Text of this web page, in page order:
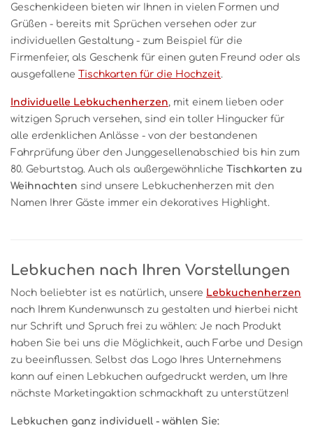
Geschenkideen bieten wir Ihnen in vielen Formen und
Grüßen - bereits mit Sprüchen versehen oder zur
individuellen Gestaltung - zum Beispiel für die
Firmenfeier, als Geschenk für einen guten Freund oder als
ausgefallene Tischkarten für die Hochzeit.
Individuelle Lebkuchenherzen, mit einem lieben oder
witzigen Spruch versehen, sind ein toller Hingucker für
alle erdenklichen Anlässe - von der bestandenen
Fahrprüfung über den Junggesellenabschied bis hin zum
80. Geburtstag. Auch als außergewöhnliche Tischkarten zu
Weihnachten sind unsere Lebkuchenherzen mit den
Namen Ihrer Gäste immer ein dekoratives Highlight.
Lebkuchen nach Ihren Vorstellungen
Noch beliebter ist es natürlich, unsere Lebkuchenherzen
nach Ihrem Kundenwunsch zu gestalten und hierbei nicht
nur Schrift und Spruch frei zu wählen: Je nach Produkt
haben Sie bei uns die Möglichkeit, auch Farbe und Design
zu beeinflussen. Selbst das Logo Ihres Unternehmens
kann auf einen Lebkuchen aufgedruckt werden, um Ihre
nächste Marketingaktion schmackhaft zu unterstützen!
Lebkuchen ganz individuell - wählen Sie: